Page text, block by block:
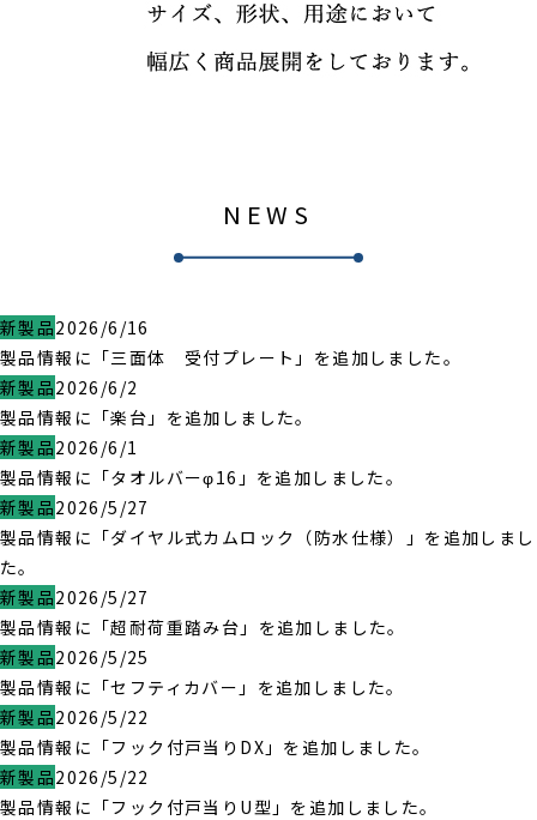
NEWS
新製品2026/6/16
製品情報に「三面体 受付プレート」を追加しました。
新製品2026/6/2
製品情報に「楽台」を追加しました。
新製品2026/6/1
製品情報に「タオルバーφ16」を追加しました。
新製品2026/5/27
製品情報に「ダイヤル式カムロック（防水仕様）」を追加しまし
た。
新製品2026/5/27
製品情報に「超耐荷重踏み台」を追加しました。
新製品2026/5/25
製品情報に「セフティカバー」を追加しました。
新製品2026/5/22
製品情報に「フック付戸当りDX」を追加しました。
新製品2026/5/22
製品情報に「フック付戸当りU型」を追加しました。